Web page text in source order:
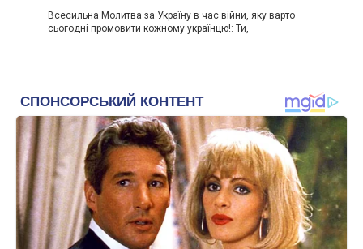
Всесильна Молитва за Україну в час війни, яку варто
сьогодні промовити кожному українцю!: Ти,